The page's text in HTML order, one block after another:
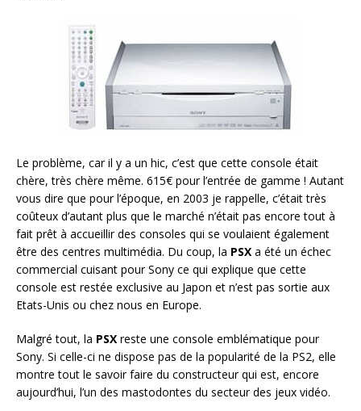
Le problème, car il y a un hic, c’est que cette console était
chère, très chère même. 615€ pour l’entrée de gamme ! Autant
vous dire que pour l’époque, en 2003 je rappelle, c’était très
coûteux d’autant plus que le marché n’était pas encore tout à
fait prêt à accueillir des consoles qui se voulaient également
être des centres multimédia. Du coup, la PSX a été un échec
commercial cuisant pour Sony ce qui explique que cette
console est restée exclusive au Japon et n’est pas sortie aux
Etats-Unis ou chez nous en Europe.
Malgré tout, la PSX reste une console emblématique pour
Sony. Si celle-ci ne dispose pas de la popularité de la PS2, elle
montre tout le savoir faire du constructeur qui est, encore
aujourd’hui, l’un des mastodontes du secteur des jeux vidéo.